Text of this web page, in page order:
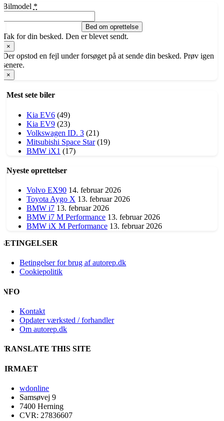
Bilmodel *
Bed om oprettelse
Tak for din besked. Den er blevet sendt.
×
Der opstod en fejl under forsøget på at sende din besked. Prøv igen
senere.
×
Mest sete biler
Kia EV6 (49)
Kia EV9 (23)
Volkswagen ID. 3 (21)
​Mitsubishi Space Star (19)
BMW iX1 (17)
Nyeste oprettelser
Volvo EX90 14. februar 2026
Toyota Aygo X 13. februar 2026
BMW i7 13. februar 2026
BMW i7 M Performance 13. februar 2026
BMW iX M Performance 13. februar 2026
BETINGELSER
Betingelser for brug af autorep.dk
Cookiepolitik
INFO
Kontakt
Opdater værksted / forhandler
Om autorep.dk
TRANSLATE THIS SITE
FIRMAET
wdonline
Samsøvej 9
7400 Herning
CVR: 27836607